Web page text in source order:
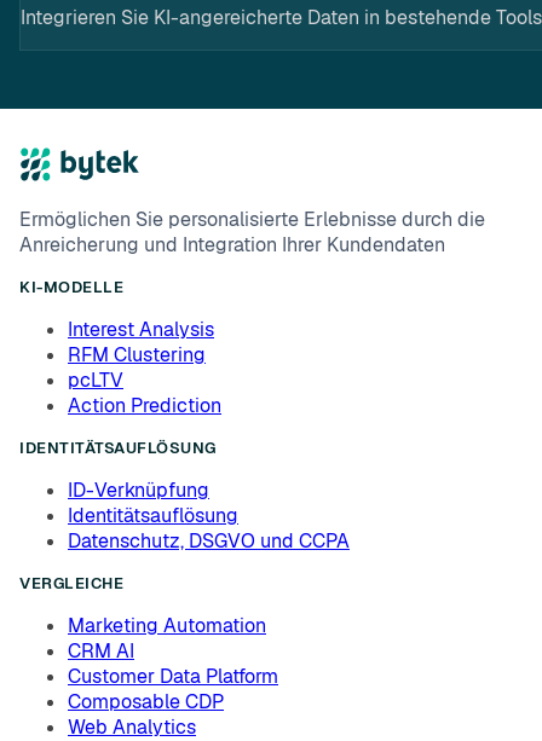
Integrieren Sie KI-angereicherte Daten in bestehende
Ermöglichen Sie personalisierte Erlebnisse durch die
Anreicherung und Integration Ihrer Kundendaten
KI-MODELLE
Interest Analysis
RFM Clustering
pcLTV
Action Prediction
IDENTITÄTSAUFLÖSUNG
ID-Verknüpfung
Identitätsauflösung
Datenschutz, DSGVO und CCPA
VERGLEICHE
Marketing Automation
CRM AI
Customer Data Platform
Composable CDP
Web Analytics